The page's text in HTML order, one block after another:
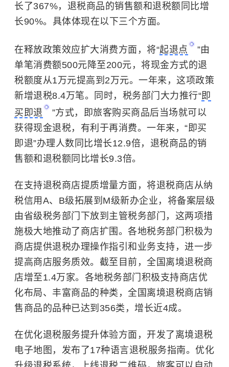
长了367%，退税商品的销售额和退税额同比增
长90%。具体体现在以下三个方面。
在释放政策效应扩大消费方面，将“起退点
”由
单笔消费额500元降至200元，将现金方式的退
税额度从1万元提高到2万元。一年来，这项政策
新增退税8.4万笔。同时，税务部门大力推行“即
买即退
”方式，即旅客购买商品后当场就可以
获得现金退税，有利于再消费。一年来，“即买
即退”办理人数同比增长12.9倍，退税商品的销
售额和退税额同比增长9.3倍。
在支持退税商店提质增量方面，将退税商店从纳
税信用A、B级拓展到M级新办企业，将备案层级
由省级税务部门下放到主管税务部门，这两项措
施极大地推动了商店扩围。各地税务部门积极为
商店提供退税办理操作指引和业务支持，进一步
提高商店服务质效。截至目前，全国离境退税商
店增至1.4万家。各地税务部门积极支持商店优
化布局、丰富商品的种类，全国离境退税商店销
售商品的品种已达到356类，增长近4成。
在优化退税服务提升体验方面，开发了离境退税
电子地图，发布了17种语言退税服务指南。优化